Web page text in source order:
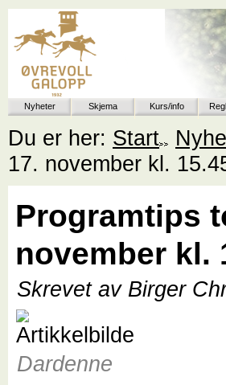
Nyheter Skjema Kurs/info
Du er her: Start
17. november kl.
Programtips
november kl.
Skrevet av Birger
Dardenne